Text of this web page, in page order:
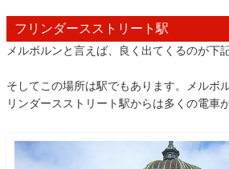
フリンダースストリート駅
メルボルンと言えば、良く出てくるのが下
そしてこの場所は駅でもあります。メルボ
リンダースストリート駅からは多くの電車